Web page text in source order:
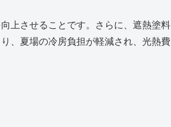
上させることです。さらに、遮熱塗料
、夏場の冷房負担が軽減され、光熱費